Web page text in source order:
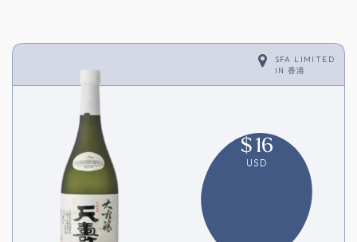
SFA LIMITED
IN 香港
$16
USD